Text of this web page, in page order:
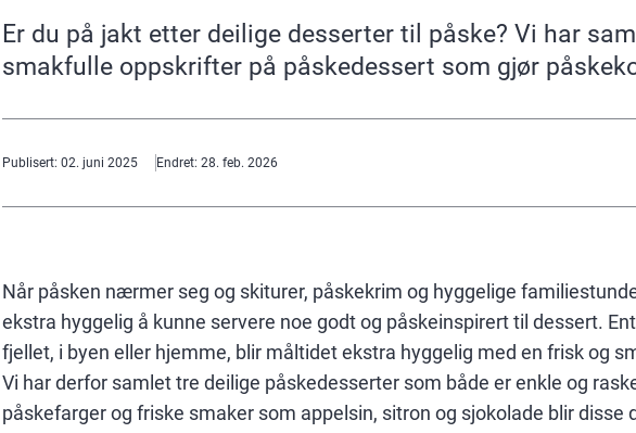
Er du på jakt etter deilige desserter til påske? Vi har
smakfulle oppskrifter på påskedessert som gjør
Publisert: 02. juni 2025 Endret: 28. feb. 2026
Når påsken nærmer seg og skiturer, påskekrim og hyggelige
ekstra hyggelig å kunne servere noe godt og påskeinspirert til dessert.
fjellet, i byen eller hjemme, blir måltidet ekstra hyggelig med en frisk og
Vi har derfor samlet tre deilige påskedesserter som både er enkle og
påskefarger og friske smaker som appelsin, sitron og sjokolade blir disse